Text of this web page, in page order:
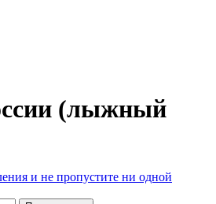
(лыжный
и не пропустите ни одной